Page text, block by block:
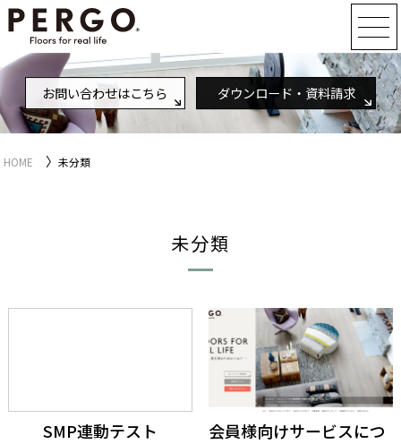
お問い合わせはこちら ダウンロード・資料請求
HOME 〉未分類
未分類
SMP連動テスト
会員様向けサービスにつ